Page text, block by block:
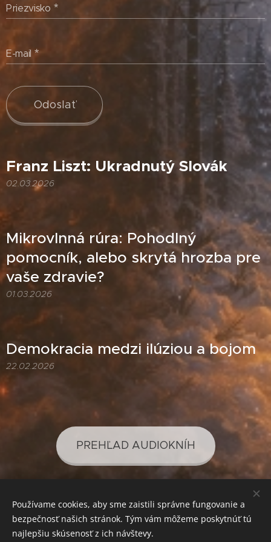
Priezvisko
E-mail
Odoslať
Franz Liszt: Ukradnutý Slovák
02.03.2026
Mikrovlnná rúra: Pohodlný
pomocník, alebo skrytá hrozba pre
vaše zdravie?
01.03.2026
Demokracia medzi ilúziou a bojom
22.02.2026
PREHĽAD AUDIOKNÍH
PREHĽAD PODCASTOV
Používame cookies, aby sme zaistili správne fungovanie a
bezpečnosť našich stránok. Tým vám môžeme poskytnúť tú
najlepšiu skúsenosť z ich návštevy.